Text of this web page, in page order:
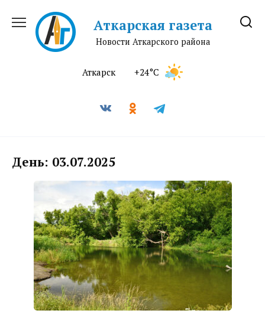
содержанию
Аткарская газета
Новости Аткарского района
Аткарск +24°C
День: 03.07.2025